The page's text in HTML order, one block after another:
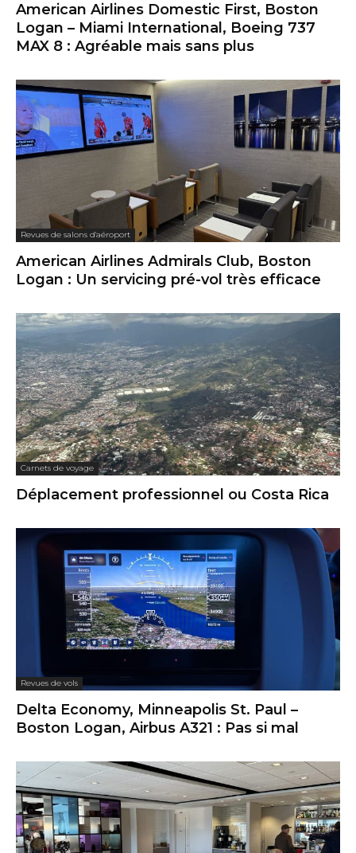
American Airlines Domestic First, Boston
Logan – Miami International, Boeing 737
MAX 8 : Agréable mais sans plus
Revues de salons d'aéroport
American Airlines Admirals Club, Boston
Logan : Un servicing pré-vol très efficace
Carnets de voyage
Déplacement professionnel ou Costa Rica
Revues de vols
Delta Economy, Minneapolis St. Paul –
Boston Logan, Airbus A321 : Pas si mal